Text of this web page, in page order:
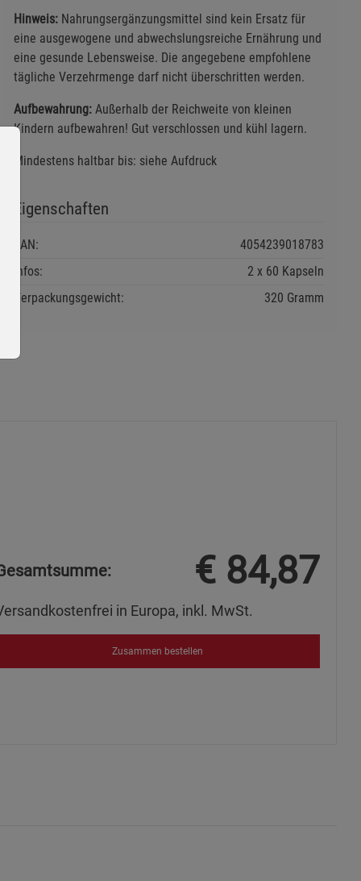
Hinweis:Nahrungsergänzungsmittel sind kein Ersatz für
eine ausgewogene und abwechslungsreiche Ernährung und
eine gesunde Lebensweise. Die angegebene empfohlene
tägliche Verzehrmenge darf nicht überschritten werden.
Aufbewahrung:Außerhalb der Reichweite von kleinen
Kindern aufbewahren! Gut verschlossen und kühl lagern.
Mindestens haltbar bis: siehe Aufdruck
Eigenschaften
EAN:
4054239018783
Infos:
2 x 60 Kapseln
Verpackungsgewicht:
320 Gramm
€ 84,87
in Europa, inkl. MwSt.
Zusammen bestellen